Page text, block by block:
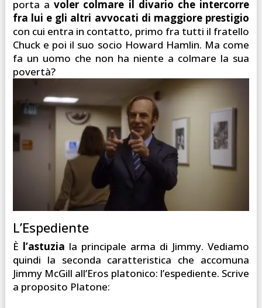
porta avoler colmare il divario che intercorre
fra lui e gli altri avvocati di maggiore prestigio
con cui entra in contatto, primo fra tutti il fratello
Chuck e poi il suo socio Howard Hamlin. Ma come
fa un uomo che non ha niente a colmare la sua
povertà?
L’Espediente
È l’astuzia la principale arma di Jimmy. Vediamo
quindi la seconda caratteristica che accomuna
Jimmy McGill all’Eros platonico: l’espediente. Scrive
a proposito Platone: